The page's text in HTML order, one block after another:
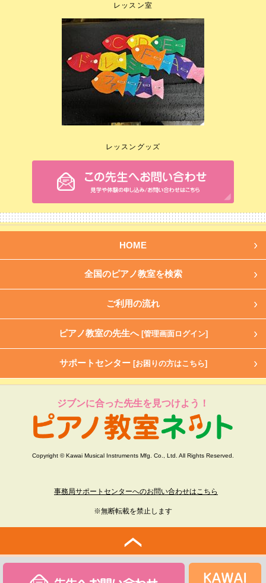
レッスン室
レッスングッズ
HOME
全国のピアノ教室を検索
ご利用の流れ
ピアノ教室の先生へ [管理画面ログイン]
サポートセンター [お困りの方はこちら]
ジブンに合った先生を見つけよう！
Copyright © Kawai Musical Instruments Mfg. Co., Ltd. All Rights Reserved.
事務局サポートセンターへのお問い合わせはこちら
※無断転載を禁止します